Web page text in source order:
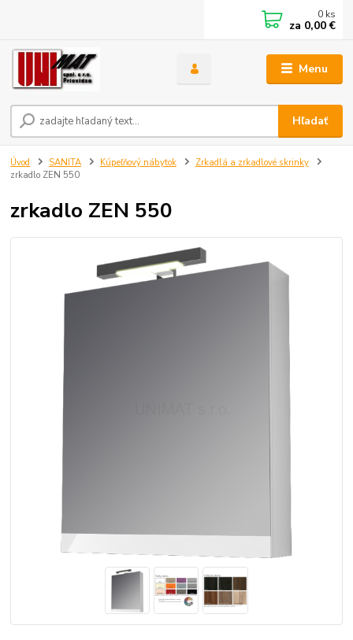
Menu
Hľadať
0 ks
za 0,00 €
Úvod SANITA Kúpeľňový nábytok
Zrkadlá a zrkadlové skrinky
zrkadlo ZEN 550
zrkadlo ZEN 550